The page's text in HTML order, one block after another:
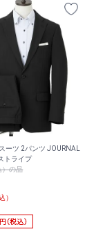
ーツ 2パンツ JOURNAL
トライプ
）の品
）